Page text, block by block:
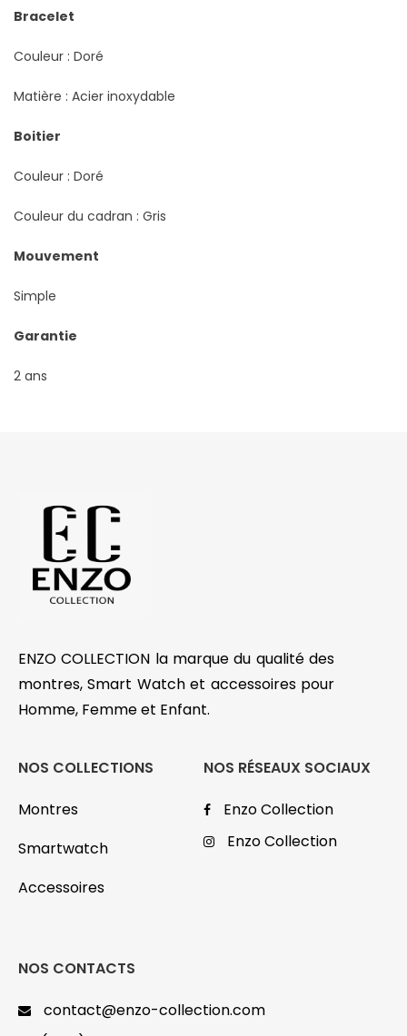
Bracelet
Couleur : Doré
Matière : Acier inoxydable
Boitier
Couleur : Doré
Couleur du cadran : Gris
Mouvement
Simple
Garantie
2 ans
ENZO COLLECTION la marque du qualité des
montres, Smart Watch et accessoires pour
Homme, Femme et Enfant.
NOS COLLECTIONS
Montres
Smartwatch
Accessoires
NOS RÉSEAUX SOCIAUX
Enzo Collection
Enzo Collection
NOS CONTACTS
contact@enzo-collection.com